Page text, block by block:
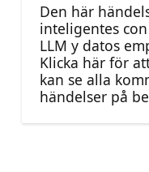
Den här
inteligentes
LLM y datos
Klicka här för
kan se alla
händelser på